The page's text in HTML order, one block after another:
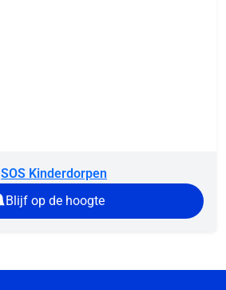
SOS Kinderdorpen
Blijf op de hoogte